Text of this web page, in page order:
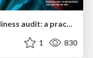
How to build an LLM SEO readiness audit: a practical framework
1 830